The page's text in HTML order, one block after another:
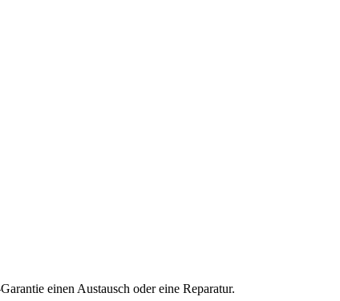
einen Austausch oder eine Reparatur.